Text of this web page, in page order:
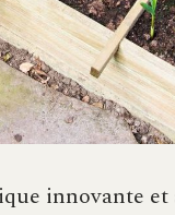
innovante